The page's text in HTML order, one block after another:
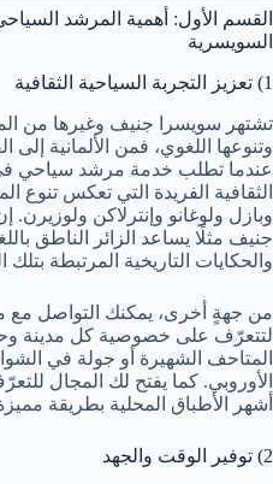
القسم الأول: أهمية المرشد
السويسرية
1) تعزيز التجربة السياحية الثقافية
تشتهر سويسرا جنيف وغيرها من
وتنوعها اللغوي، فمن الألمانية إلى
عندما تطلب خدمة مرشد سياحي
الثقافية الفريدة التي تعكس تنوع
وبازل ولوغانو وإنترلاكن
جنيف مثلًا يساعد الزائر الناطق
والحكايات التاريخية المرتبطة
من جهةٍ أخرى، يمكنك التواصل
لتتعرّف على خصوصية كل مدينة
المتاحف الشهيرة أو جولة في
الأوروبي. كما يفتح لك المجال
أشهر الأطباق المحلية بطريقة
2) توفير الوقت والجهد